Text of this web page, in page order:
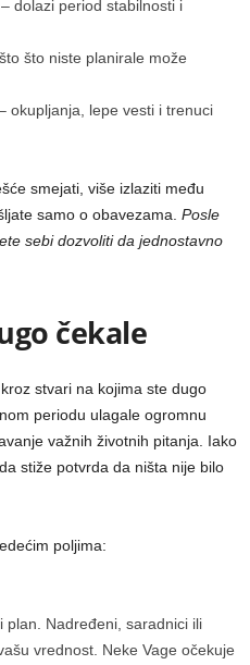
– dolazi period stabilnosti i
što niste planirale može
okupljanja, lepe vesti i trenuci
smejati, više izlaziti među
samo o obavezama. Posle
sebi dozvoliti da jednostavno
čekale
stvari na kojima ste dugo
periodu ulagale ogromnu
važnih životnih pitanja. Iako
stiže potvrda da ništa nije bilo
poljima:
plan. Nadređeni, saradnici ili
vrednost. Neke Vage očekuje